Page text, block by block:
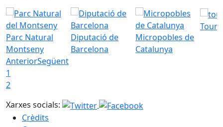
Parc Natural
Montseny
Diputació de
Barcelona
Micropobles de
Catalunya
AnteriorSegüent
1
2
Xarxes socials:
Crèdits